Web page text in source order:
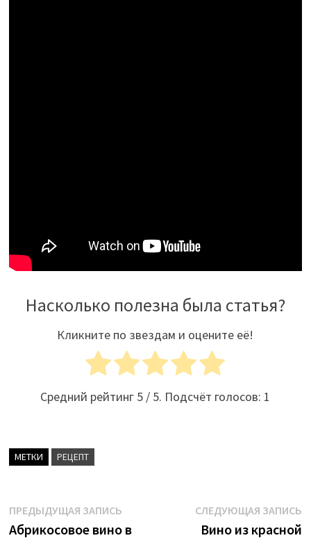
Насколько полезна была статья?
Кликните по звездам и оцените её!
Средний рейтинг 5 / 5. Подсчёт голосов: 1
МЕТКИ РЕЦЕПТ
Навигация
по
ПРЕДЫДУЩАЯ ЗАПИСЬПредыдущая
запись:
Абрикосовое вино в
СЛЕДУЮЩАЯ ЗАПИСЬ
Вино из красной